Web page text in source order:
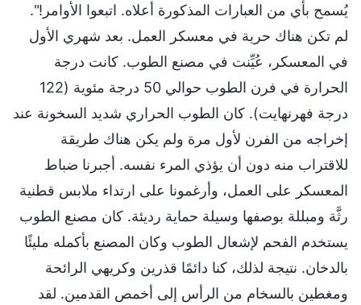
يُسمح بأي من العبارات المذكورة أعلاه. اتبعوا الأوامر!".
لم تكن هناك حرية في معسكر العمل. بعد شهري الأول
في المعسكر، عُيِّنت في مصنع الطوب. كانت درجة
الحرارة في فرن الطوب حوالي 50 درجة مئوية (122
درجة فهرنهايت). كان الطوب الحراري شديد السخونة عند
إخراجه من الفرن لأول مرة ولم يكن هناك طريقة
للاقتراب منه دون أن يؤذي المرء نفسه. أجبرنا ضباط
المعسكر على العمل، وأرغمونا على ارتداء ملابس قطنية
رثَّة ومبللة بوصفها وسيلة حماية رديئة. كان مصنع الطوب
يستخدم الفحم لإشعال الطوب وكان المصنع بأكمله مليئًا
بالدخان. نتيجة لذلك، كنا دائمًا قذرين وكريهي الرائحة
ومغطين بالسخام من الرأس إلى أخمص القدمين. لقد